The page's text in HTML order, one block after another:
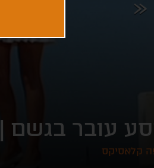
עובר בגשם |
קלאסיקס